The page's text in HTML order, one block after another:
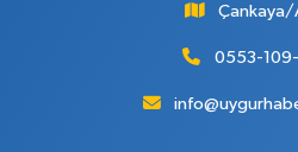
Çankaya/
0553-